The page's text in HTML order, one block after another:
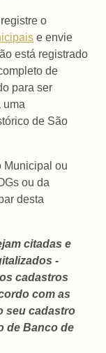
o
e envie
está registrado
de
para ser
uma
de São
Municipal ou
ou da
desta
citadas e
-
cadastros
com as
seu cadastro
de Banco de